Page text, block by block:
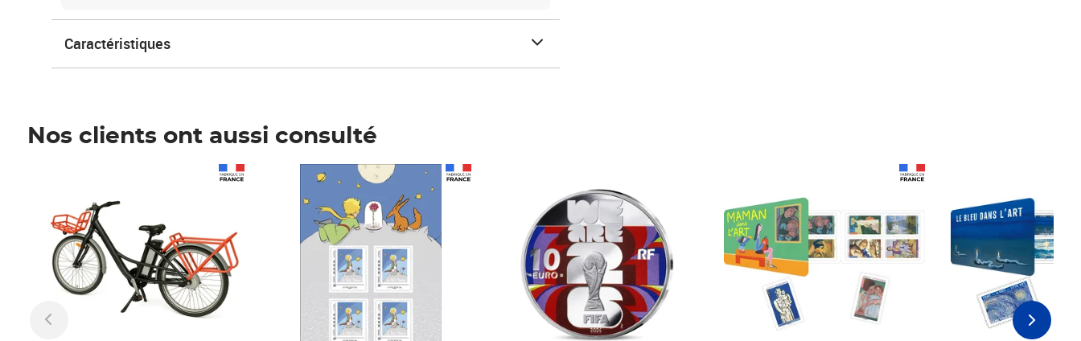
Caractéristiques
Nos clients ont aussi consulté
Prix 6,25€ HT